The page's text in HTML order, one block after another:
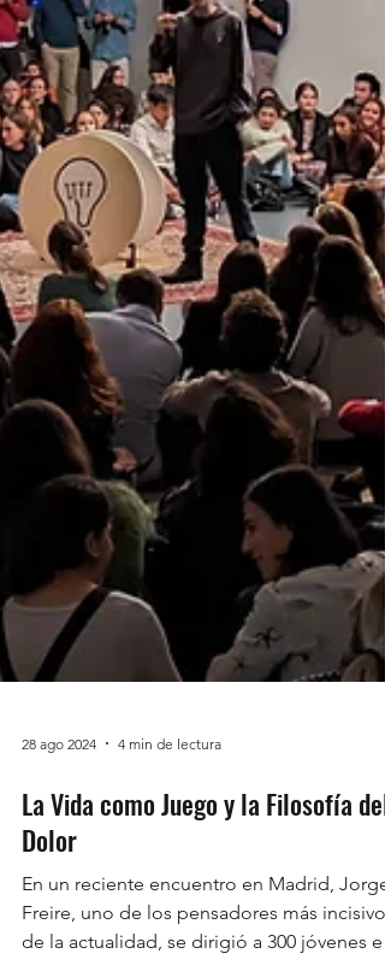
28 ago 2024
La Vida como Juego y la Filosofía del
Dolor